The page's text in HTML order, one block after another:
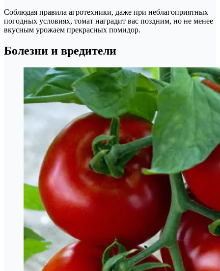
Соблюдая правила агротехники, даже при неблагоприятных
погодных условиях, томат наградит вас поздним, но не менее
вкусным урожаем прекрасных помидор.
Болезни и вредители